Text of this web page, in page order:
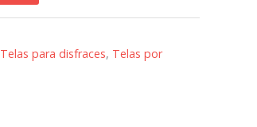
Telas para disfraces, Telas por